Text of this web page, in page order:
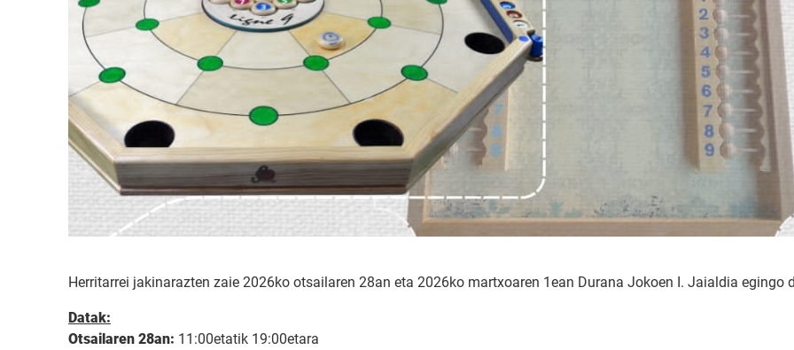
Herritarrei jakinarazten zaie 2026ko otsailaren 28an eta 2026ko martxoaren 1ean Durana Jokoen I. Jaialdia egingo
Datak:
Otsailaren 28an: 11:00etatik 19:00etara